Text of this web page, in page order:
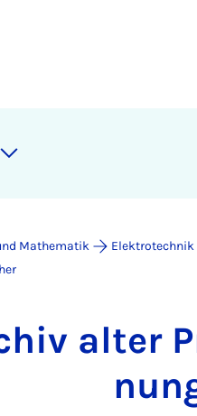
Mathematik Elektrotechnik
al­ter